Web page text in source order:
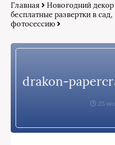
Главная Новогодний декор
бесплатные развертки в
фотосессию
drakon-
25